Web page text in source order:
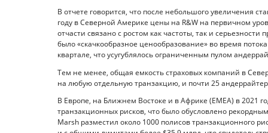
В отчете говорится, что после небольшого увеличения
году в Северной Америке цены на R&W на первичном
отчасти связано с ростом как частоты, так и
было «скачкообразное ценообразование» во время
квартале, что усугублялось ограниченным пулом
Тем не менее, общая емкость страховых компаний в
на любую отдельную транзакцию, и почти 25
В Европе, на Ближнем Востоке и в Африке (EMEA) в 2021
транзакционных рисков, что было обусловлено
Marsh разместил около 1000 полисов транзакционного